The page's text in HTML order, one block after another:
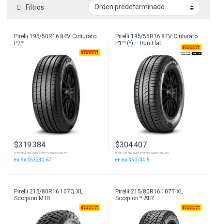
Filtros
Pirelli 195/50R16 84V Cinturato
P7™
$319.384
$ 263.954 SIN IMPUESTOS NACIONALES
en 6 x $53230.67
Pirelli 195/55R16 87V Cinturato
P1™ (*) – Run Flat
$304.407
$ 251.576 SIN IMPUESTOS NACIONALES
en 6 x $50734.5
Pirelli 215/80R16 107Q XL
Scorpion MTR
Pirelli 215/80R16 107T XL
Scorpion™ ATR